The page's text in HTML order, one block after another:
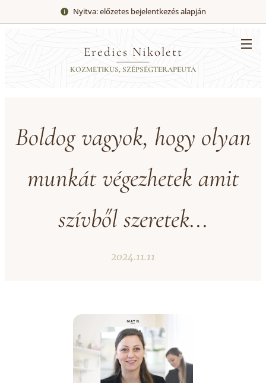
Nyitva: előzetes bejelentkezés alapján
Eredics Nikolett
KOZMETIKUS, SZÉPSÉGTERAPEUTA
Boldog vagyok, hogy olyan
munkát végezhetek amit
szívből szeretek...
2024.11.11